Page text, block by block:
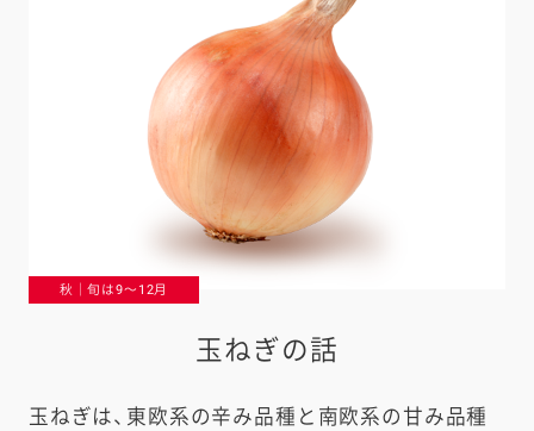
秋｜旬は9〜12月
玉ねぎの話
玉ねぎは、東欧系の辛み品種と南欧系の甘み品種